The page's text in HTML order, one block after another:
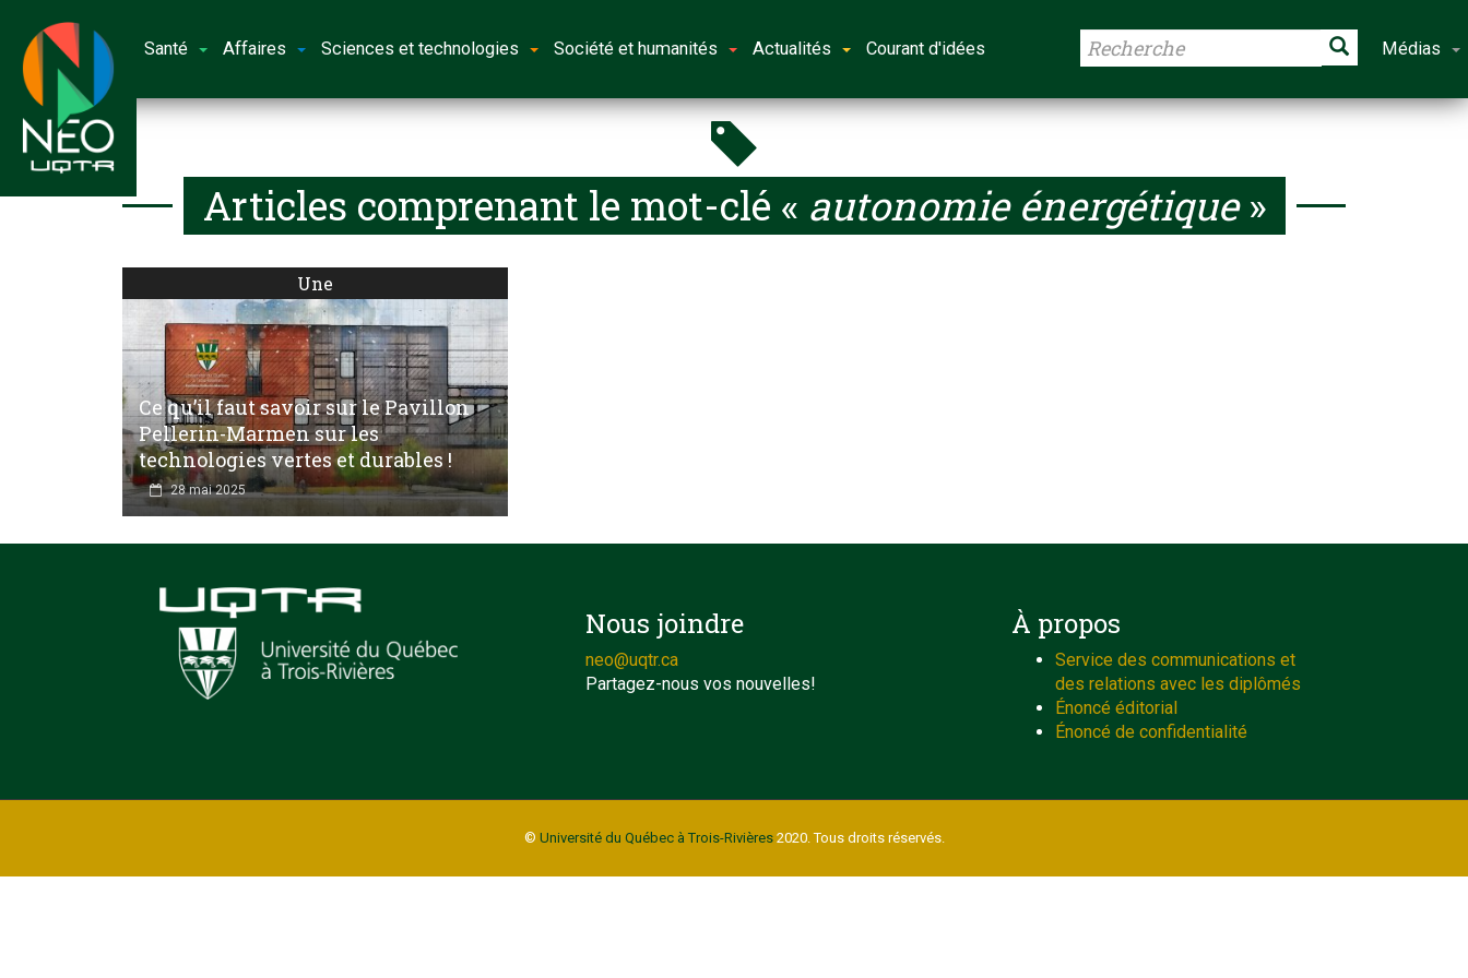
Santé Affaires Sciences et technologies Société et humanités Actualités Courant d'idées Médias
Articles comprenant le mot-clé « autonomie énergétique»
Une
Ce qu’il faut savoir sur le Pavillon
Pellerin-Marmen sur les
technologies vertes et durables !
28 mai 2025
Nous joindre
neo@uqtr.ca
Partagez-nous vos nouvelles!
À propos
Service des communications et
des relations avec les diplômés
Énoncé éditorial
Énoncé de confidentialité
© Université du Québec à Trois-Rivières2020. Tous droits réservés.